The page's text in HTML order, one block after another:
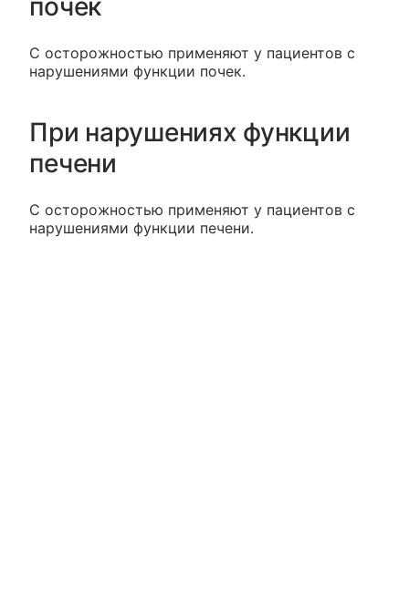
почек
С осторожностью применяют у пациентов с
нарушениями функции почек.
При нарушениях функции
печени
С осторожностью применяют у пациентов с
нарушениями функции печени.